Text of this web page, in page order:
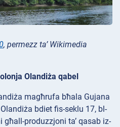
, permezz ta’ Wikimedia
Olandiża qabel
magħrufa bħala Gujana
bdiet fis-seklu 17, bl-
produzzjoni ta’ qasab iz-